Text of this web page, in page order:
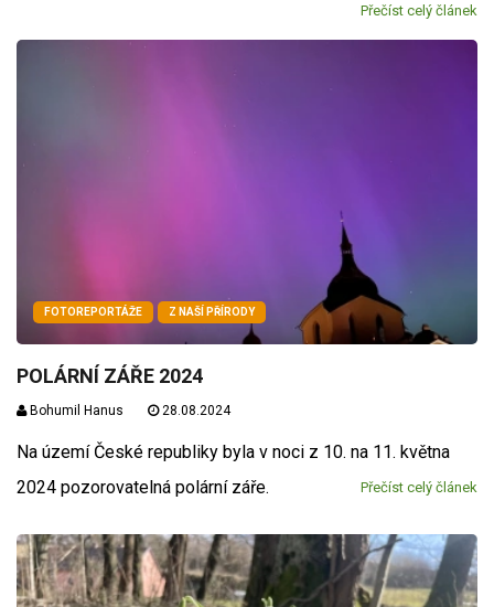
Přečíst celý článek
FOTOREPORTÁŽE Z NAŠÍ PŘÍRODY
POLÁRNÍ ZÁŘE 2024
Bohumil Hanus 28.08.2024
Na území České republiky byla v noci z 10. na 11. května
2024 pozorovatelná polární záře.
Přečíst celý článek